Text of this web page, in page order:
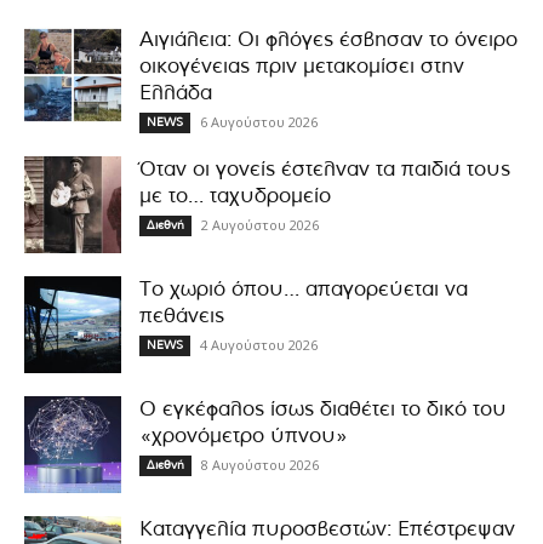
Αιγιάλεια: Οι φλόγες έσβησαν το όνειρο
οικογένειας πριν μετακομίσει στην
Ελλάδα
NEWS 6 Αυγούστου 2026
Όταν οι γονείς έστελναν τα παιδιά τους
με το… ταχυδρομείο
Διεθνή 2 Αυγούστου 2026
Το χωριό όπου… απαγορεύεται να
πεθάνεις
NEWS 4 Αυγούστου 2026
Ο εγκέφαλος ίσως διαθέτει το δικό του
«χρονόμετρο ύπνου»
Διεθνή 8 Αυγούστου 2026
Καταγγελία πυροσβεστών: Επέστρεψαν